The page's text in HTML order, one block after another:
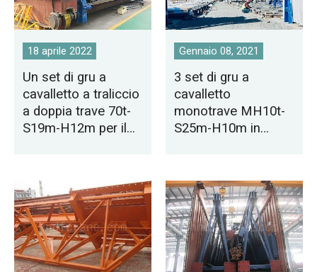
18 aprile 2022
Un set di gru a
cavalletto a traliccio
a doppia trave 70t-
S19m-H12m per il
Gennaio 08, 2021
3 set di gru a
cavalletto
monotrave MH10t-
S25m-H10m in